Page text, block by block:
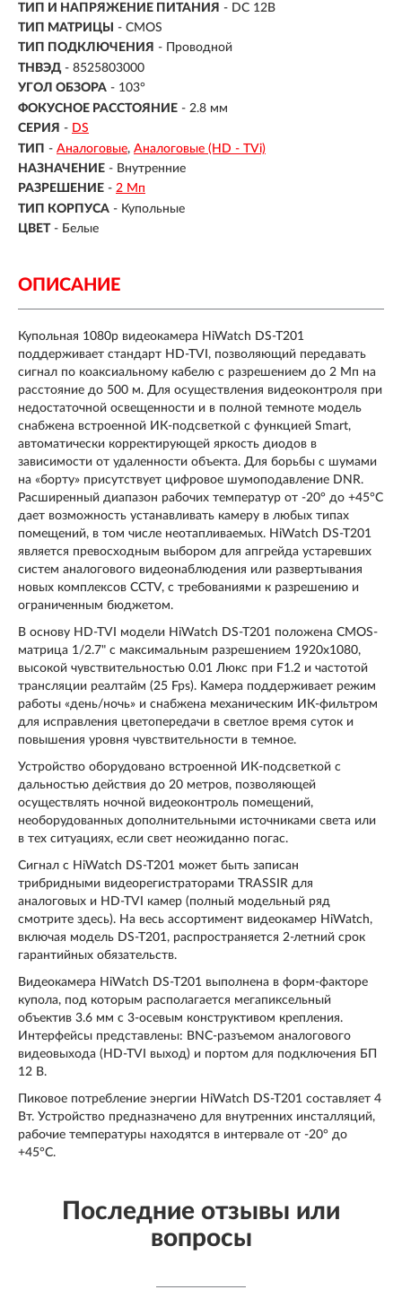
ТИП И НАПРЯЖЕНИЕ ПИТАНИЯ - DC 12В
ТИП МАТРИЦЫ
- CMOS
ТИП ПОДКЛЮЧЕНИЯ - Проводной
ТНВЭД - 8525803000
УГОЛ ОБЗОРА - 103°
ФОКУСНОЕ РАССТОЯНИЕ - 2.8 мм
СЕРИЯ - DS
ТИП - Аналоговые Аналоговые (HD - TVi)
НАЗНАЧЕНИЕ - Внутренние
РАЗРЕШЕНИЕ - 2 Мп
ТИП КОРПУСА - Купольные
ЦВЕТ - Белые
ОПИСАНИЕ
Купольная 1080p видеокамера HiWatch DS-T201
поддерживает стандарт HD-TVI, позволяющий передавать
сигнал по коаксиальному кабелю с разрешением до 2 Мп на
расстояние до 500 м. Для осуществления видеоконтроля при
недостаточной освещенности и в полной темноте модель
снабжена встроенной ИК-подсветкой с функцией Smart,
автоматически корректирующей яркость диодов в
зависимости от удаленности объекта. Для борьбы с шумами
на «борту» присутствует цифровое шумоподавление DNR.
Расширенный диапазон рабочих температур от -20° до +45°C
дает возможность устанавливать камеру в любых типах
помещений, в том числе неотапливаемых. HiWatch DS-T201
является превосходным выбором для апгрейда устаревших
систем аналогового видеонаблюдения или развертывания
новых комплексов CCTV, с требованиями к разрешению и
ограниченным бюджетом.
В основу HD-TVI модели HiWatch DS-T201 положена CMOS-
матрица 1/2.7" с максимальным разрешением 1920х1080,
высокой чувствительностью 0.01 Люкс при F1.2 и частотой
трансляции реалтайм (25 Fps). Камера поддерживает режим
работы «день/ночь» и снабжена механическим ИК-фильтром
для исправления цветопередачи в светлое время суток и
повышения уровня чувствительности в темное.
Устройство оборудовано встроенной ИК-подсветкой с
дальностью действия до 20 метров, позволяющей
осуществлять ночной видеоконтроль помещений,
необорудованных дополнительными источниками света или
в тех ситуациях, если свет неожиданно погас.
Сигнал с HiWatch DS-T201 может быть записан
трибридными видеорегистраторами TRASSIR для
аналоговых и HD-TVI камер (полный модельный ряд
смотрите здесь). На весь ассортимент видеокамер HiWatch,
включая модель DS-T201, распространяется 2-летний срок
гарантийных обязательств.
Видеокамера HiWatch DS-T201 выполнена в форм-факторе
купола, под которым располагается мегапиксельный
объектив 3.6 мм с 3-осевым конструктивом крепления.
Интерфейсы представлены: BNC-разъемом аналогового
видеовыхода (HD-TVI выход) и портом для подключения БП
12 В.
Пиковое потребление энергии HiWatch DS-T201 составляет 4
Вт. Устройство предназначено для внутренних инсталляций,
рабочие температуры находятся в интервале от -20° до
+45°C.
Последние отзывы или
вопросы